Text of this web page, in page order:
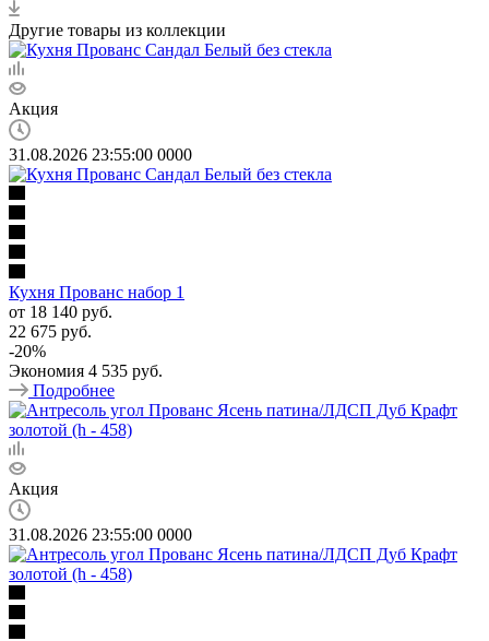
Другие товары из коллекции
Акция
31.08.2026 23:55:00 0000
Кухня Прованс набор 1
от 18 140 руб.
22 675 руб.
-20%
Экономия 4 535 руб.
Подробнее
Акция
31.08.2026 23:55:00 0000